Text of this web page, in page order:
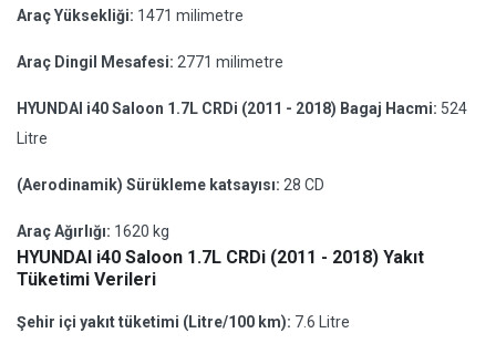
Araç Yüksekliği: 1471 milimetre
Araç Dingil Mesafesi: 2771 milimetre
HYUNDAI i40 Saloon 1.7L CRDi (2011 - 2018) Bagaj Hacmi: 524
Litre
(Aerodinamik) Sürükleme katsayısı: 28 CD
Araç Ağırlığı: 1620 kg
HYUNDAI i40 Saloon 1.7L CRDi (2011 - 2018) Yakıt
Tüketimi Verileri
Şehir içi yakıt tüketimi (Litre/100 km): 7.6 Litre